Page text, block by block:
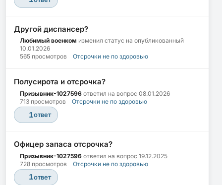
Другой диспансер?
Любимый военком изменил статус на опубликованный
10.01.2026
565 просмотров
Отсрочки не по здоровью
Полусирота и отсрочка?
Призывник-1027596 ответил на вопрос 08.01.2026
713 просмотров
Отсрочки не по здоровью
1ответ
Офицер запаса отсрочка?
Призывник-1027596 ответил на вопрос 19.12.2025
728 просмотров
Отсрочки не по здоровью
1ответ